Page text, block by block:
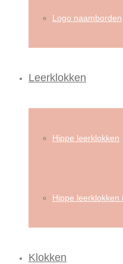
Logo naamborden
Leerklokken
Hippe leerklokken
Hippe leerklokken
Klokken